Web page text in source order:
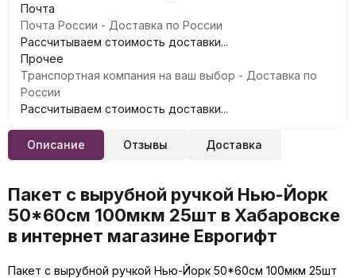
Почта
Почта России - Доставка по России
Рассчитываем стоимость доставки...
Прочее
Транспортная компания на ваш выбор - Доставка по
России
Рассчитываем стоимость доставки...
Описание Отзывы Доставка
Пакет с вырубной ручкой Нью-Йорк
50*60см 100мкм 25шт в Хабаровске
в интернет магазине Еврогифт
Пакет с вырубной ручкой Нью-Йорк 50*60см 100мкм 25шт